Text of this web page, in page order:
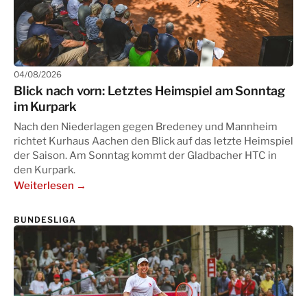
04/08/2026
Blick nach vorn: Letztes Heimspiel am Sonntag
im Kurpark
Nach den Niederlagen gegen Bredeney und Mannheim
richtet Kurhaus Aachen den Blick auf das letzte Heimspiel
der Saison. Am Sonntag kommt der Gladbacher HTC in
den Kurpark.
Weiterlesen →
BUNDESLIGA